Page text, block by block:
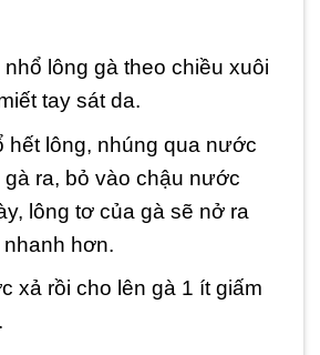
nhổ lông gà theo chiều xuôi
tay sát da.
hết lông, nhúng qua nước
gà ra, bỏ vào chậu nước
lông tơ của gà sẽ nở ra
hơn.
xả rồi cho lên gà 1 ít giấm